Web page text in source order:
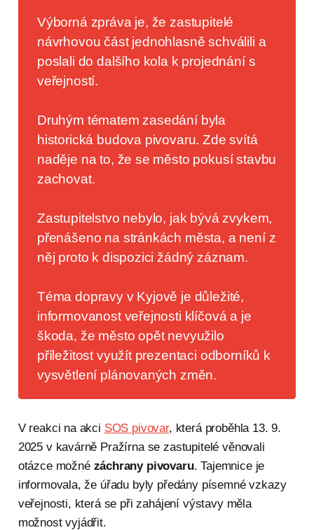
Výborná zpráva je, že zastupitelé
návrhovou část jednohlasně schválili a
poslali do dalšího kola k projednání s
veřejností.
Druhým tématem zasedání byla
historická budova pivovaru. Zde svítá
naděje na to, že se město pokusí stavbu
zachovat.
Zastupitelstvo nebylo, jak bývá zvykem,
přenášeno na stránkách města, a není z
něj proto k dispozici žádný záznam.
Téma dopravy v Kyjově je důležité,
informovanost veřejnosti klíčová a je
škoda, že město opět nevyužilo
příležitost využít prezentaci odborníků k
vysvětlení plánovaných změn.
V reakci na akci SOS pivovar, která proběhla 13. 9.
2025 v kavárně Pražírna se zastupitelé věnovali
otázce možné záchrany pivovaru. Tajemnice je
informovala, že úřadu byly předány písemné vzkazy
veřejnosti, která se při zahájení výstavy měla
možnost vyjádřit.